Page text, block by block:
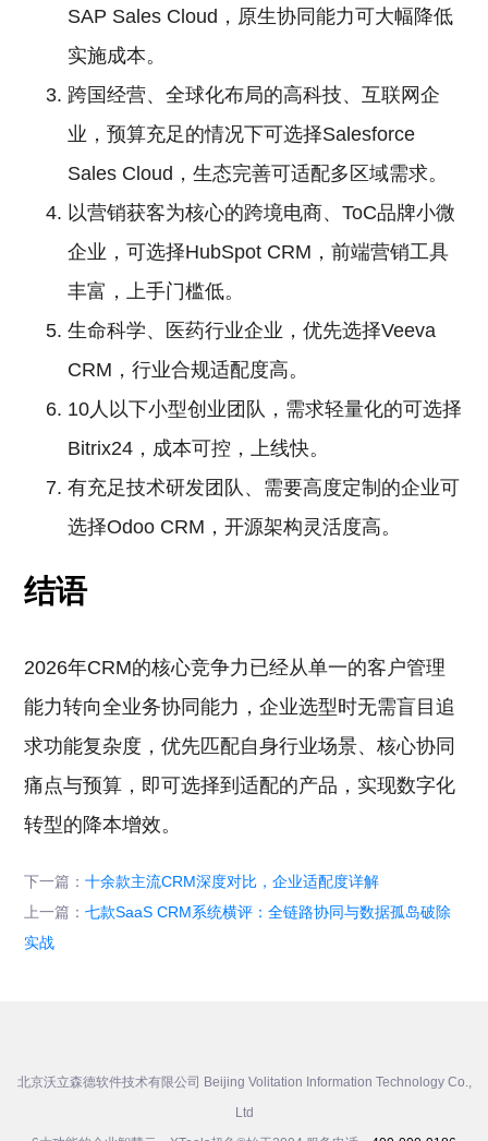
SAP Sales Cloud，原生协同能力可大幅降低
实施成本。
跨国经营、全球化布局的高科技、互联网企
业，预算充足的情况下可选择Salesforce
Sales Cloud，生态完善可适配多区域需求。
以营销获客为核心的跨境电商、ToC品牌小微
企业，可选择HubSpot CRM，前端营销工具
丰富，上手门槛低。
生命科学、医药行业企业，优先选择Veeva
CRM，行业合规适配度高。
10人以下小型创业团队，需求轻量化的可选择
Bitrix24，成本可控，上线快。
有充足技术研发团队、需要高度定制的企业可
选择Odoo CRM，开源架构灵活度高。
结语
2026年CRM的核心竞争力已经从单一的客户管理
能力转向全业务协同能力，企业选型时无需盲目追
求功能复杂度，优先匹配自身行业场景、核心协同
痛点与预算，即可选择到适配的产品，实现数字化
转型的降本增效。
下一篇：十余款主流CRM深度对比，企业适配度详解
上一篇：七款SaaS CRM系统横评：全链路协同与数据孤岛破除
实战
北京沃立森德软件技术有限公司 Beijing Volitation Information Technology Co.,
Ltd